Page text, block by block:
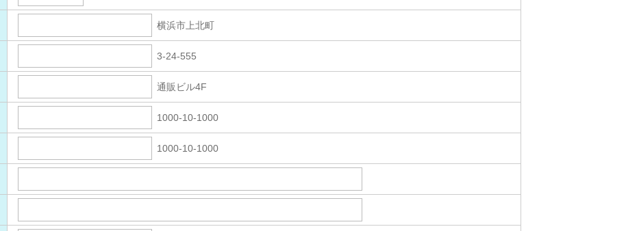
横浜市上北町
3-24-555
通販ビル4F
1000-10-1000
1000-10-1000